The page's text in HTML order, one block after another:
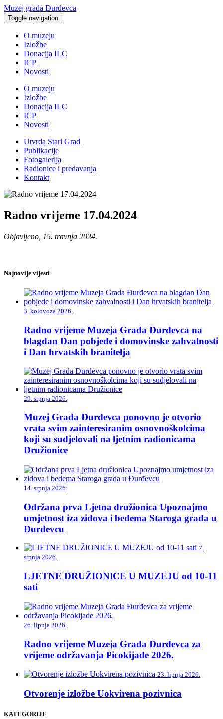
Muzej grada Đurđevca
Toggle navigation
O muzeju
Izložbe
Donacija ILC
ICP
Novosti
O muzeju
Izložbe
Donacija ILC
ICP
Novosti
Utvrda Stari Grad
Publikacije
Fotogalerija
Radionice i predavanja
Kontakt
Radno vrijeme 17.04.2024
Objavljeno, 15. travnja 2024.
Najnovije vijesti
3. kolovoza 2026.
Radno vrijeme Muzeja Grada Đurđevca na
blagdan Dan pobjede i domovinske zahvalnosti
i Dan hrvatskih branitelja
29. srpnja 2026.
Muzej Grada Đurđevca ponovno je otvorio
vrata svim zainteresiranim osnovnoškolcima
koji su sudjelovali na ljetnim radionicama
Družionice
14. srpnja 2026.
Održana prva Ljetna družionica Upoznajmo
umjetnost iza zidova i bedema Staroga grada u
Đurđevcu
7.
srpnja 2026.
LJETNE DRUŽIONICE U MUZEJU od 10-11
sati
26. lipnja 2026.
Radno vrijeme Muzeja Grada Đurđevca za
vrijeme održavanja Picokijade 2026.
23. lipnja 2026.
Otvorenje izložbe Uokvirena pozivnica
KATEGORIJE